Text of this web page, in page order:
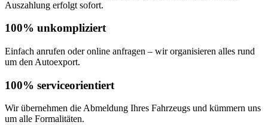
Auszahlung erfolgt sofort.
100% unkompliziert
Einfach anrufen oder online anfragen – wir organisieren alles rund
um den Autoexport.
100% serviceorientiert
Wir übernehmen die Abmeldung Ihres Fahrzeugs und kümmern uns
um alle Formalitäten.